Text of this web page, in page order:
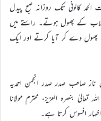
کالونی تک روزانہ صبح پیدل
کے پھول ہوتے۔ راستے میں
پھول دے کر آیا کرتے اور ایک
ناز صاحب صدر صدر انجمن احمدیہ
تعالیٰ بنصرہ العزیز، محترم مولانا
اظہار افسوس کرتا ہے۔